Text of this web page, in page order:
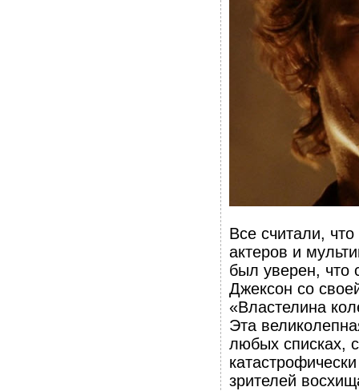
Все считали,
актеров и
был уверен, что
Джексон со
«Властелина
Эта
любых списках,
зрителей